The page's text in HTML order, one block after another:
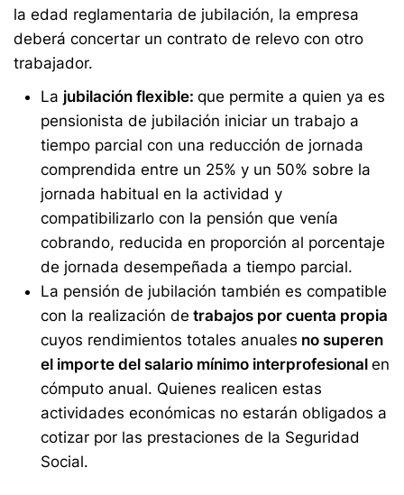
la edad reglamentaria de jubilación, la empresa
deberá concertar un contrato de relevo con otro
trabajador.
La jubilación flexible: que permite a quien ya es
pensionista de jubilación iniciar un trabajo a
tiempo parcial con una reducción de jornada
comprendida entre un 25% y un 50% sobre la
jornada habitual en la actividad y
compatibilizarlo con la pensión que venía
cobrando, reducida en proporción al porcentaje
de jornada desempeñada a tiempo parcial.
La pensión de jubilación también es compatible
con la realización de trabajos por cuenta propia
cuyos rendimientos totales anuales no superen
el importe del salario mínimo interprofesional en
cómputo anual. Quienes realicen estas
actividades económicas no estarán obligados a
cotizar por las prestaciones de la Seguridad
Social.